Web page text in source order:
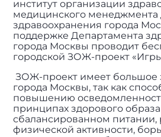
институт организации
медицинского менеджмента
здравоохранения города
поддержке Департамента
города Москвы проводит
городской ЗОЖ-проект «Игры
ЗОЖ-проект имеет большое
города Москвы, так как
повышению
принципах здорового
сбалансированном питании,
физической активности,